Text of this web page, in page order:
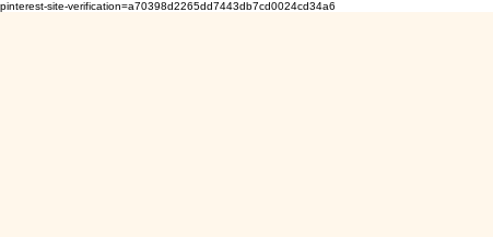
pinterest-site-verification=a70398d2265dd7443db7cd0024cd34a6